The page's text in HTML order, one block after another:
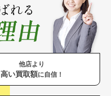
他店より
高い買取額に自信！